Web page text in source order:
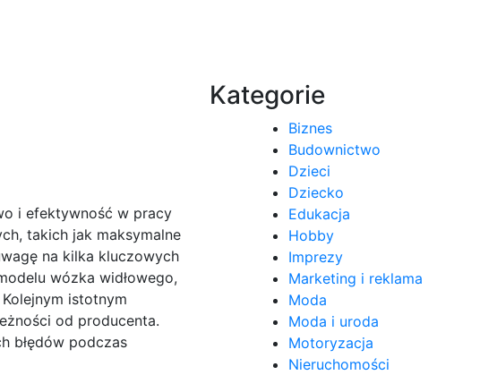
i efektywność w pracy
takich jak maksymalne
na kilka kluczowych
wózka widłowego,
istotnym
od producenta.
błędów podczas
Kategorie
Biznes
Budownictwo
Dzieci
Dziecko
Edukacja
Hobby
Imprezy
Marketing i reklama
Moda
Moda i uroda
Motoryzacja
Nieruchomości